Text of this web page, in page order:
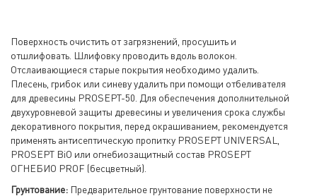
Поверхность очистить от загрязнений, просушить и
отшлифовать. Шлифовку проводить вдоль волокон.
Отслаивающиеся старые покрытия необходимо удалить.
Плесень, грибок или синеву удалить при помощи отбеливателя
для древесины PROSEPT-50. Для обеспечения дополнительной
двухуровневой защиты древесины и увеличения срока службы
декоративного покрытия, перед окрашиванием, рекомендуется
применять антисептическую пропитку PROSEPT UNIVERSAL,
PROSEPT BiO или огнебиозащитный состав PROSEPT
ОГНЕБИО PROF (бесцветный).
Грунтование: Предварительное грунтование поверхности не